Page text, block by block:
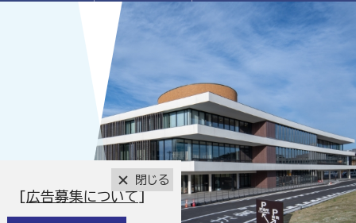
[広告募集について]
閉じる